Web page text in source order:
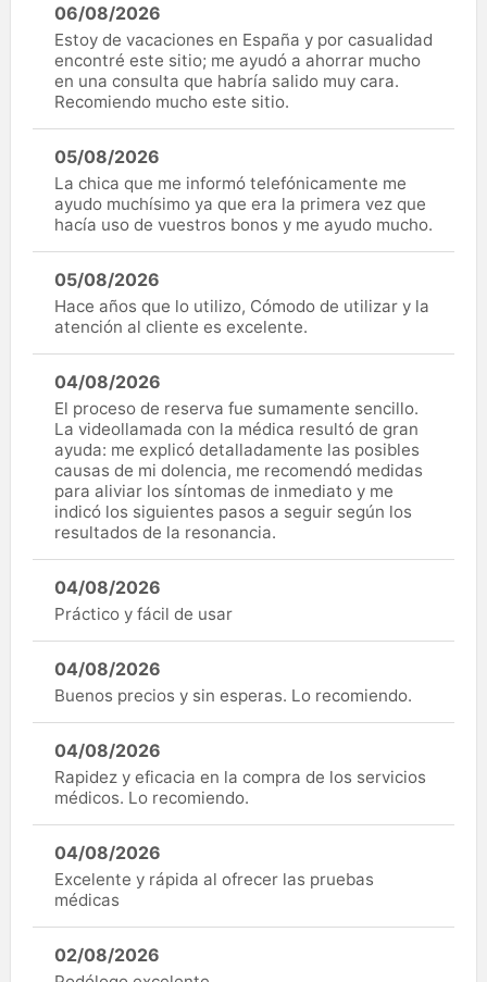
06/08/2026
Estoy de vacaciones en España y por casualidad
encontré este sitio; me ayudó a ahorrar mucho
en una consulta que habría salido muy cara.
Recomiendo mucho este sitio.
05/08/2026
La chica que me informó telefónicamente me
ayudo muchísimo ya que era la primera vez que
hacía uso de vuestros bonos y me ayudo mucho.
05/08/2026
Hace años que lo utilizo, Cómodo de utilizar y la
atención al cliente es excelente.
04/08/2026
El proceso de reserva fue sumamente sencillo.
La videollamada con la médica resultó de gran
ayuda: me explicó detalladamente las posibles
causas de mi dolencia, me recomendó medidas
para aliviar los síntomas de inmediato y me
indicó los siguientes pasos a seguir según los
resultados de la resonancia.
04/08/2026
Práctico y fácil de usar
04/08/2026
Buenos precios y sin esperas. Lo recomiendo.
04/08/2026
Rapidez y eficacia en la compra de los servicios
médicos. Lo recomiendo.
04/08/2026
Excelente y rápida al ofrecer las pruebas
médicas
02/08/2026